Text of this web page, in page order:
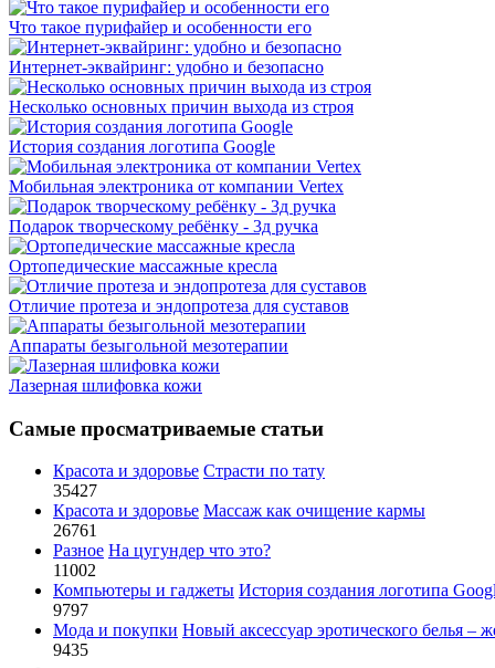
Что такое пурифайер и особенности его
Интернет-эквайринг: удобно и безопасно
Несколько основных причин выхода из строя
История создания логотипа Google
Мобильная электроника от компании Vertex
Подарок творческому ребёнку - 3д ручка
Ортопедические массажные кресла
Отличие протеза и эндопротеза для суставов
Аппараты безыгольной мезотерапии
Лазерная шлифовка кожи
Самые просматриваемые статьи
Красота и здоровье Страсти по тату
35427
Красота и здоровье Массаж как очищение кармы
26761
Разное На цугундер что это?
11002
Компьютеры и гаджеты История создания логотипа
9797
Мода и покупки Новый аксессуар эротического белья –
9435